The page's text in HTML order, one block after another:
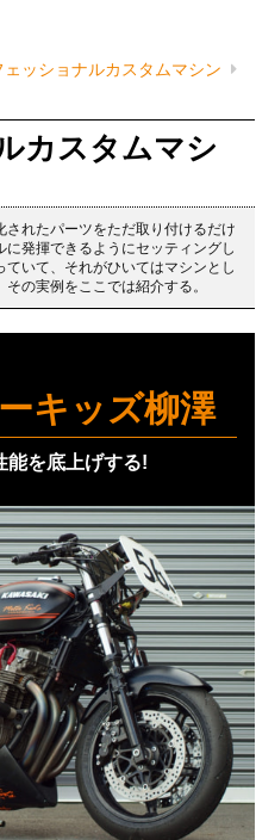
ェッショナルカスタムマシン
カスタムマシ
れたパーツをただ取り付けるだけ
発揮できるようにセッティングし
いて、それがひいてはマシンとし
の実例をここでは紹介する。
キッズ柳澤
能を底上げする!